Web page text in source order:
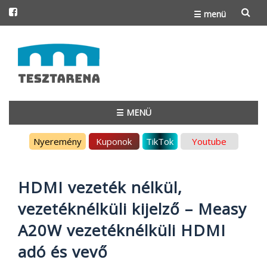
☰ menü
to
content
☰ MENÜ
Nyeremény Kuponok TikTok Youtube
HDMI vezeték nélkül,
vezetéknélküli kijelző – Measy
A20W vezetéknélküli HDMI
adó és vevő